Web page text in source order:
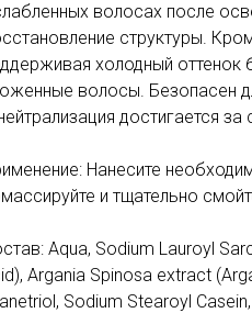
волосах после
структуры.
холодный оттенок
волосы. Безопасен
достигается
Нанесите
и тщательно
Aqua, Sodium Lauroyl
Argania Spinosa extract
Sodium Stearoyl